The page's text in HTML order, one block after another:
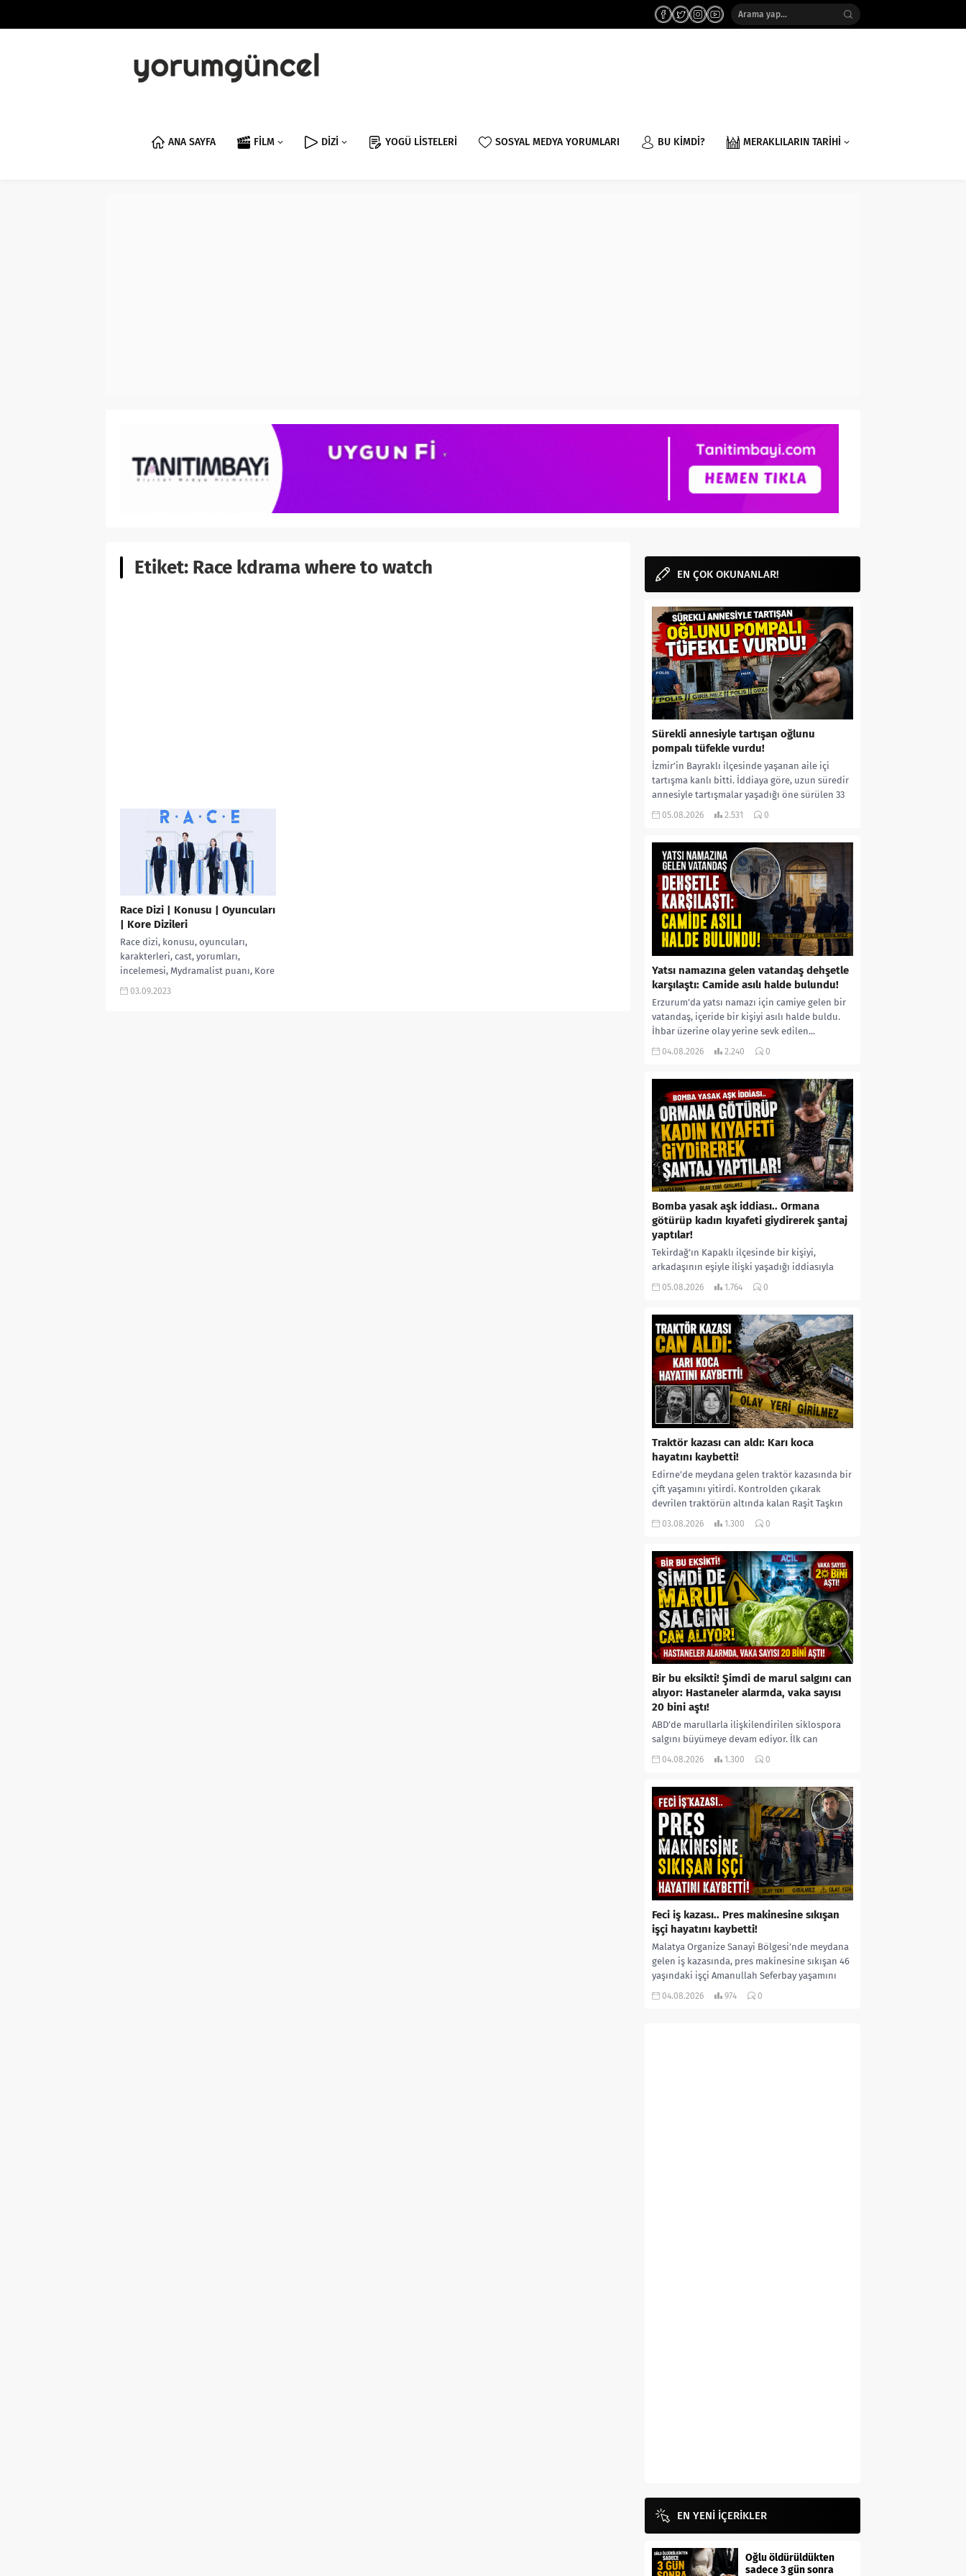
ANA SAYFA FİLM DİZİ YOGÜ LİSTELERİ SOSYAL MEDYA YORUMLARI BU KİMDİ? MERAKLILARIN TARİHİ
Etiket: Race kdrama where to watch
Race Dizi | Konusu | Oyuncuları
| Kore Dizileri
Race dizi, konusu, oyuncuları,
karakterleri, cast, yorumları,
incelemesi, Mydramalist puanı, Kore
Dizileri 2023, fragmanı, izle gibi
03.09.2023
EN ÇOK OKUNANLAR!
Sürekli annesiyle tartışan oğlunu
pompalı tüfekle vurdu!
İzmir’in Bayraklı ilçesinde yaşanan aile içi
tartışma kanlı bitti. İddiaya göre, uzun süredir
annesiyle tartışmalar yaşadığı öne sürülen 33
yaşındaki...
05.08.2026 2.531 0
Yatsı namazına gelen vatandaş dehşetle
karşılaştı: Camide asılı halde bulundu!
Erzurum’da yatsı namazı için camiye gelen bir
vatandaş, içeride bir kişiyi asılı halde buldu.
İhbar üzerine olay yerine sevk edilen...
04.08.2026 2.240 0
Bomba yasak aşk iddiası.. Ormana
götürüp kadın kıyafeti giydirerek şantaj
yaptılar!
Tekirdağ’ın Kapaklı ilçesinde bir kişiyi,
arkadaşının eşiyle ilişki yaşadığı iddiasıyla
ormanlık alana götürerek zorla kadın
05.08.2026 1.764 0
Traktör kazası can aldı: Karı koca
hayatını kaybetti!
Edirne’de meydana gelen traktör kazasında bir
çift yaşamını yitirdi. Kontrolden çıkarak
devrilen traktörün altında kalan Raşit Taşkın
ile eşi Fatma...
03.08.2026 1.300 0
Bir bu eksikti! Şimdi de marul salgını can
alıyor: Hastaneler alarmda, vaka sayısı
20 bini aştı!
ABD’de marullarla ilişkilendirilen siklospora
salgını büyümeye devam ediyor. İlk can
kayıplarının yaşandığı salgında vaka sayısının
04.08.2026 1.300 0
Feci iş kazası.. Pres makinesine sıkışan
işçi hayatını kaybetti!
Malatya Organize Sanayi Bölgesi’nde meydana
gelen iş kazasında, pres makinesine sıkışan 46
yaşındaki işçi Amanullah Seferbay yaşamını
yitirdi. Olayla ilgili...
04.08.2026 974 0
EN YENİ İÇERİKLER
Oğlu öldürüldükten
sadece 3 gün sonra